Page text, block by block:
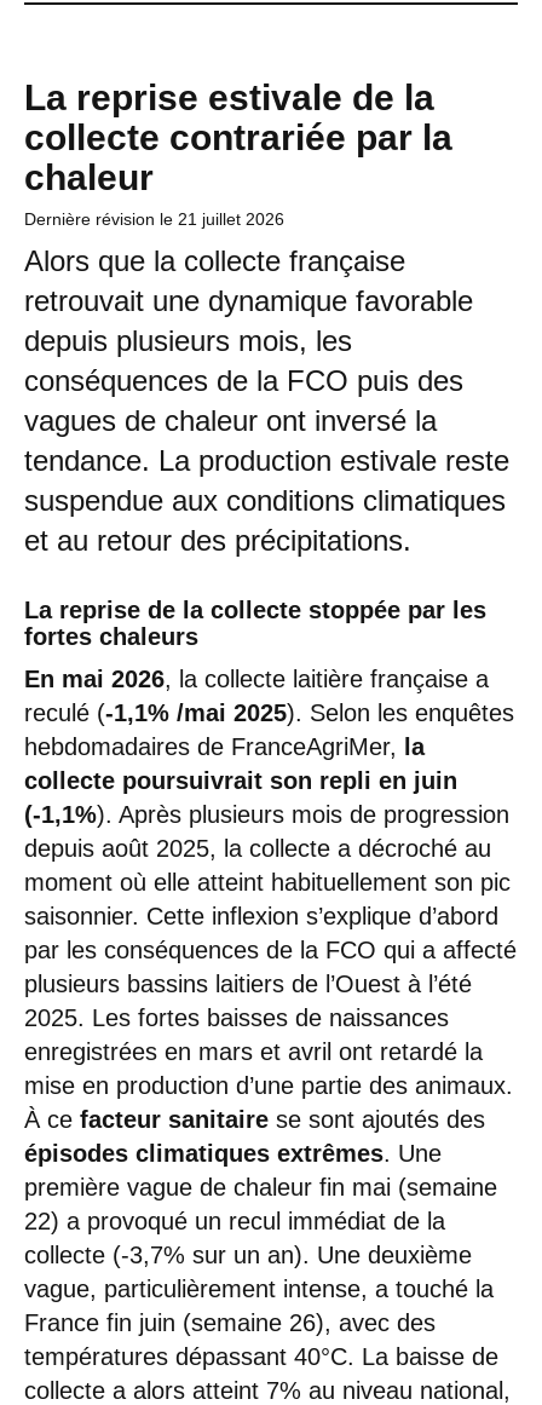
La reprise estivale de la
collecte contrariée par la
chaleur
Dernière révision le 21 juillet 2026
Alors que la collecte française
retrouvait une dynamique favorable
depuis plusieurs mois, les
conséquences de la FCO puis des
vagues de chaleur ont inversé la
tendance. La production estivale reste
suspendue aux conditions climatiques
et au retour des précipitations.
La reprise de la collecte stoppée par les
fortes chaleurs
En mai 2026, la collecte laitière française a
reculé (-1,1% /mai 2025). Selon les enquêtes
hebdomadaires de FranceAgriMer,
la
collecte poursuivrait son repli en juin
(-1,1%). Après plusieurs mois de progression
depuis août 2025, la collecte a décroché au
moment où elle atteint habituellement son pic
saisonnier. Cette inflexion s’explique d’abord
par les conséquences de la FCO qui a affecté
plusieurs bassins laitiers de l’Ouest à l’été
2025. Les fortes baisses de naissances
enregistrées en mars et avril ont retardé la
mise en production d’une partie des animaux.
À ce facteur sanitaire se sont ajoutés des
épisodes climatiques extrêmes. Une
première vague de chaleur fin mai (semaine
22) a provoqué un recul immédiat de la
collecte (-3,7% sur un an). Une deuxième
vague, particulièrement intense, a touché la
France fin juin (semaine 26), avec des
températures dépassant 40°C. La baisse de
collecte a alors atteint 7% au niveau national,